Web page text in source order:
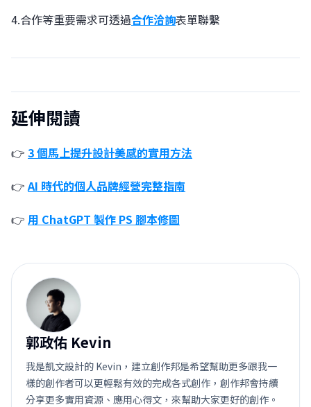
4.合作等重要需求可透過合作洽詢表單聯繫
延伸閱讀
👉 3 個馬上提升設計美感的實用方法
👉 AI 時代的個人品牌經營完整指南
👉 用 ChatGPT 製作 PS 腳本修圖
郭
郭政佑 Kevin
我是凱文設計的 Kevin，建立創作邦是希望幫助更多跟我一
樣的創作者可以更輕鬆有效的完成各式創作，創作邦會持續
分享更多實用資源、應用心得文，來幫助大家更好的創作。